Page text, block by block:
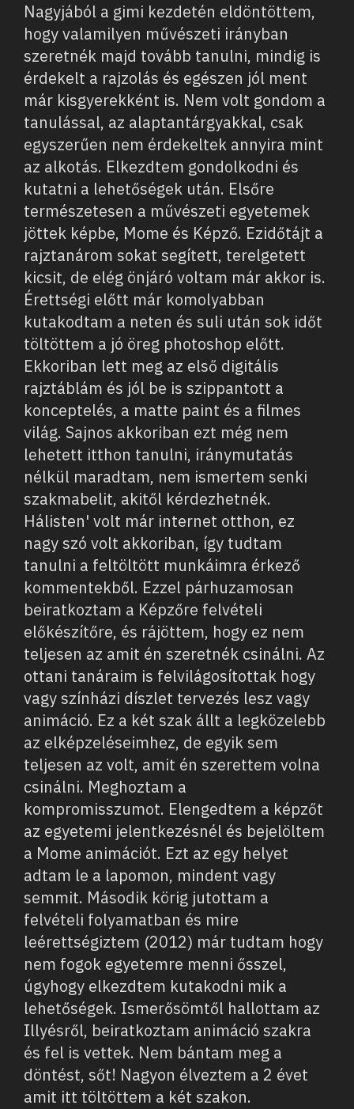
Nagyjából a gimi kezdetén eldöntöttem,
hogy valamilyen művészeti irányban
szeretnék majd tovább tanulni, mindig is
érdekelt a rajzolás és egészen jól ment
már kisgyerekként is. Nem volt gondom a
tanulással, az alaptantárgyakkal, csak
egyszerűen nem érdekeltek annyira mint
az alkotás. Elkezdtem gondolkodni és
kutatni a lehetőségek után. Elsőre
természetesen a művészeti egyetemek
jöttek képbe, Mome és Képző. Ezidőtájt a
rajztanárom sokat segített, terelgetett
kicsit, de elég önjáró voltam már akkor is.
Érettségi előtt már komolyabban
kutakodtam a neten és suli után sok időt
töltöttem a jó öreg photoshop előtt.
Ekkoriban lett meg az első digitális
rajztáblám és jól be is szippantott a
konceptelés, a matte paint és a filmes
világ. Sajnos akkoriban ezt még nem
lehetett itthon tanulni, iránymutatás
nélkül maradtam, nem ismertem senki
szakmabelit, akitől kérdezhetnék.
Hálisten' volt már internet otthon, ez
nagy szó volt akkoriban, így tudtam
tanulni a feltöltött munkáimra érkező
kommentekből. Ezzel párhuzamosan
beiratkoztam a Képzőre felvételi
előkészítőre, és rájöttem, hogy ez nem
teljesen az amit én szeretnék csinálni. Az
ottani tanáraim is felvilágosítottak hogy
vagy színházi díszlet tervezés lesz vagy
animáció. Ez a két szak állt a legközelebb
az elképzeléseimhez, de egyik sem
teljesen az volt, amit én szerettem volna
csinálni. Meghoztam a
kompromisszumot. Elengedtem a képzőt
az egyetemi jelentkezésnél és bejelöltem
a Mome animációt. Ezt az egy helyet
adtam le a lapomon, mindent vagy
semmit. Második körig jutottam a
felvételi folyamatban és mire
leérettségiztem (2012) már tudtam hogy
nem fogok egyetemre menni ősszel,
úgyhogy elkezdtem kutakodni mik a
lehetőségek. Ismerősömtől hallottam az
Illyésről, beiratkoztam animáció szakra
és fel is vettek. Nem bántam meg a
döntést, sőt! Nagyon élveztem a 2 évet
amit itt töltöttem a két szakon.